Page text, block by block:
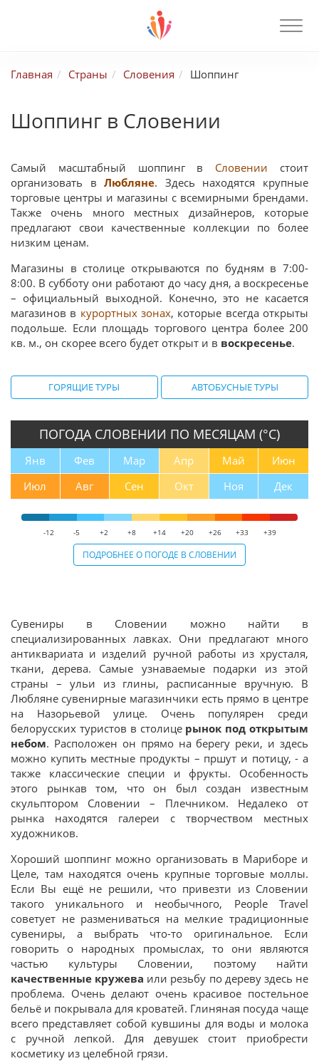
Главная Страны Словения Шоппинг
Шоппинг в Словении
Самый масштабный шоппинг в Словении стоит
организовать вЛюбляне. Здесь находятся крупные
торговые центры и магазины с всемирными брендами.
Также очень много местных дизайнеров, которые
предлагают свои качественные коллекции по более
низким ценам.
Магазины в столице открываются по будням в 7:00-
8:00. В субботу они работают до часу дня, а воскресенье
– официальный выходной. Конечно, это не касается
магазинов в курортных зонах, которые всегда открыты
подольше. Если площадь торгового центра более 200
кв. м., он скорее всего будет открыт и в воскресенье.
ГОРЯЩИЕ ТУРЫ АВТОБУСНЫЕ ТУРЫ
ПОГОДА СЛОВЕНИИ ПО МЕСЯЦАМ (°С)
Янв Фев Мар Апр Май
Июн
Июл
Авг Сен Окт Ноя Дек
-12 -5 +2 +8 +14 +20 +26 +33 +39
ПОДРОБНЕЕ О ПОГОДЕ В СЛОВЕНИИ
Сувениры в Словении можно найти в
специализированных лавках. Они предлагают много
антиквариата и изделий ручной работы из хрусталя,
ткани, дерева. Самые узнаваемые подарки из этой
страны – ульи из глины, расписанные вручную. В
Любляне сувенирные магазинчики есть прямо в центре
на Назорьевой улице. Очень популярен среди
белорусских туристов в столице рынок под открытым
небом. Расположен он прямо на берегу реки, и здесь
можно купить местные продукты – пршут и потицу, - а
также классические специи и фрукты. Особенность
этого рынкав том, что он был создан известным
скульптором Словении – Плечником. Недалеко от
рынка находятся галереи с творчеством местных
художников.
Хороший шоппинг можно организовать в Мариборе и
Целе, там находятся очень крупные торговые моллы.
Если Вы ещё не решили, что привезти из Словении
такого уникального и необычного, People Travel
советует не размениваться на мелкие традиционные
сувениры, а выбрать что-то оригинальное. Если
говорить о народных промыслах, то они являются
частью культуры Словении, поэтому найти
качественные кружева или резьбу по дереву здесь не
проблема. Очень делают очень красивое постельное
бельё и покрывала для кроватей. Глиняная посуда чаще
всего представляет собой кувшины для воды и молока
с ручной лепкой. Для девушек стоит приобрести
косметику из целебной грязи.